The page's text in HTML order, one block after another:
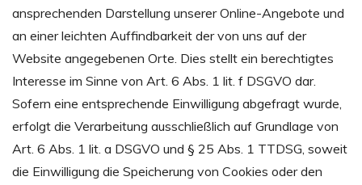
ansprechenden Darstellung unserer Online-Angebote und
an einer leichten Auffindbarkeit der von uns auf der
Website angegebenen Orte. Dies stellt ein berechtigtes
Interesse im Sinne von Art. 6 Abs. 1 lit. f DSGVO dar.
Sofern eine entsprechende Einwilligung abgefragt wurde,
erfolgt die Verarbeitung ausschließlich auf Grundlage von
Art. 6 Abs. 1 lit. a DSGVO und § 25 Abs. 1 TTDSG, soweit
die Einwilligung die Speicherung von Cookies oder den